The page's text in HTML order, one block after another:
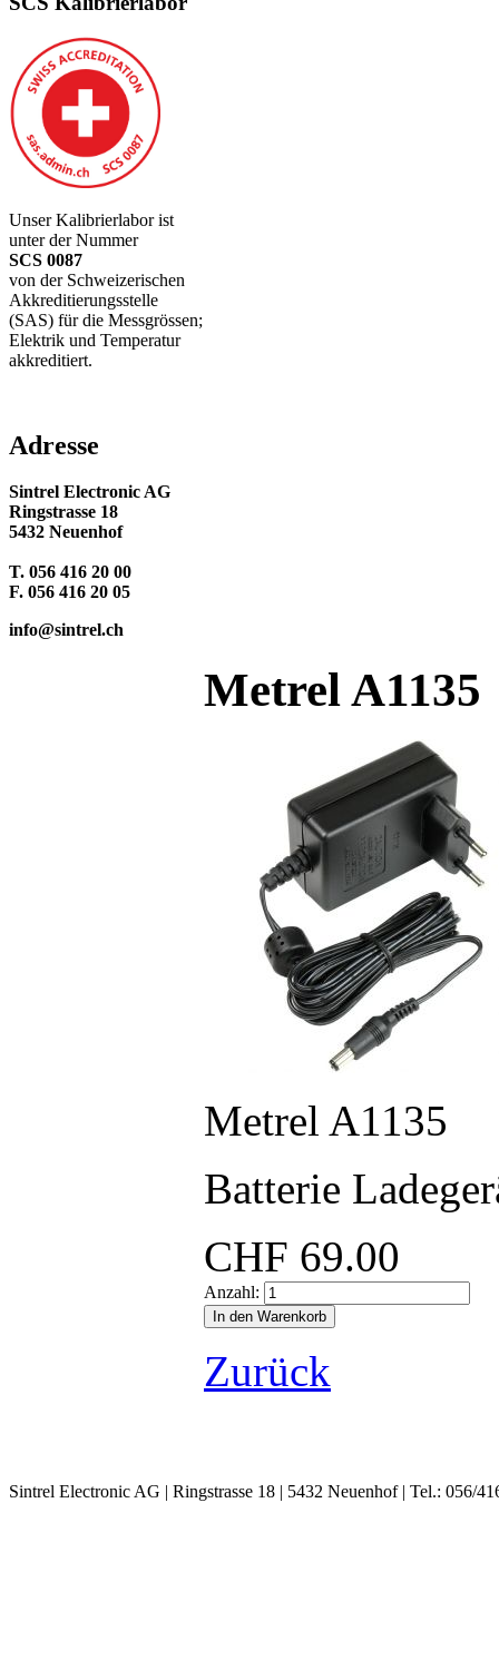
Unser Kalibrierlabor ist
unter der Nummer
SCS 0087
von der Schweizerischen
Akkreditierungsstelle
(SAS) für die Messgrössen;
Elektrik und Temperatur
akkreditiert.
Adresse
Sintrel Electronic AG
Ringstrasse 18
5432 Neuenhof
T. 056 416 20 00
F. 056 416 20 05
info@sintrel.ch
Metrel A1135
Metrel A1135
Batterie
CHF 69.00
Anzahl:
Zurück
Sintrel Electronic AG | Ringstrasse 18 | 5432 Neuenhof | Tel.: 056/